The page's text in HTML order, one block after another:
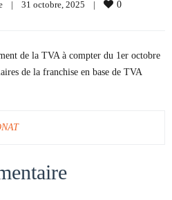
| 31 octobre, 2025 | 0
de la TVA à compter du 1er octobre
de la franchise en base de TVA